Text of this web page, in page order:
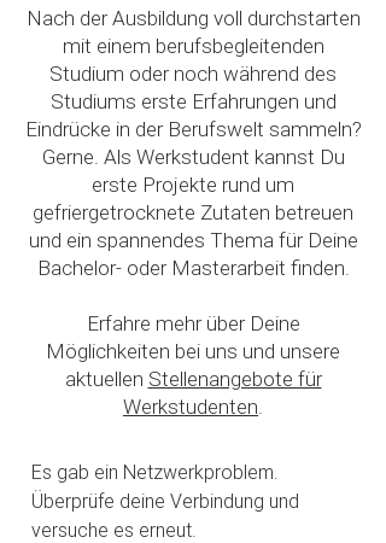
Nach der Ausbildung voll durchstarten
mit einem berufsbegleitenden
Studium oder noch während des
Studiums erste Erfahrungen und
Eindrücke in der Berufswelt sammeln?
Gerne. Als Werkstudent kannst Du
erste Projekte rund um
gefriergetrocknete Zutaten betreuen
und ein spannendes Thema für Deine
Bachelor- oder Masterarbeit finden.
Erfahre mehr über Deine
Möglichkeiten bei uns und unsere
aktuellen Stellenangebote für
Werkstudenten.
Es gab ein Netzwerkproblem.
Überprüfe deine Verbindung und
versuche es erneut.